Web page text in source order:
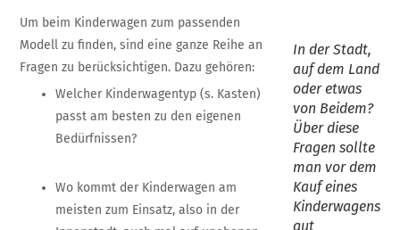
In der Stadt,
auf dem Land
oder etwas
von Beidem?
Über diese
Fragen sollte
man vor dem
Kauf eines
Kinderwagens
gut
Um beim Kinderwagen zum passenden
Modell zu finden, sind eine ganze Reihe an
Fragen zu berücksichtigen. Dazu gehören:
Welcher Kinderwagentyp (s. Kasten)
passt am besten zu den eigenen
Bedürfnissen?
Wo kommt der Kinderwagen am
meisten zum Einsatz, also in der